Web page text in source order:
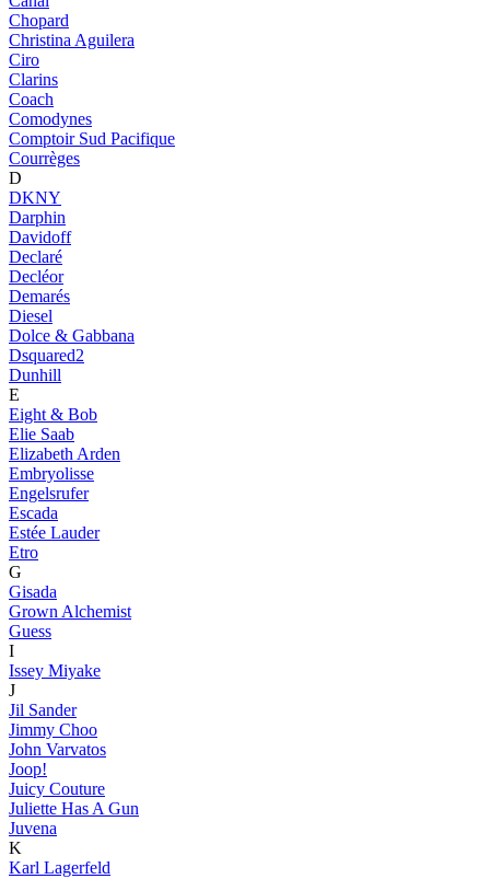
Chopard
Christina Aguilera
Ciro
Clarins
Coach
Comodynes
Comptoir Sud Pacifique
Courrèges
D
DKNY
Darphin
Davidoff
Declaré
Decléor
Demarés
Diesel
Dolce & Gabbana
Dsquared2
Dunhill
E
Eight & Bob
Elie Saab
Elizabeth Arden
Embryolisse
Engelsrufer
Escada
Estée Lauder
Etro
G
Gisada
Grown Alchemist
Guess
I
Issey Miyake
J
Jil Sander
Jimmy Choo
John Varvatos
Joop!
Juicy Couture
Juliette Has A Gun
Juvena
K
Karl Lagerfeld